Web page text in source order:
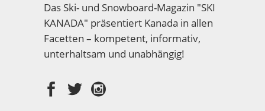
Das Ski- und Snowboard-Magazin "SKI
KANADA" präsentiert Kanada in allen
Facetten – kompetent, informativ,
unterhaltsam und unabhängig!